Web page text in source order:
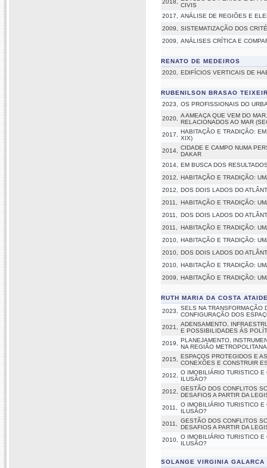
2018,
CIVIS
2017,
ANÁLISE DE REGIÕES E
2009,
SISTEMATIZAÇÃO DOS
2009,
ANÁLISES CRÍTICA E
RENATO DE MEDEIROS
2020,
EDIFÍCIOS VERTICAIS DE
RUBENILSON BRASAO
2023,
OS PROFISSIONAIS DO
2020,
A AMEAÇA QUE VEM DO
RELACIONADOS AO MAR
2017,
HABITAÇÃO E TRADIÇÃO:
XIX)
2014,
CIDADE E CAMPO NUMA
DAKAR
2014,
EM BUSCA DOS
2012,
HABITAÇÃO E TRADIÇÃO:
2012,
DOS DOIS LADOS DO
2011,
HABITAÇÃO E TRADIÇÃO:
2011,
DOS DOIS LADOS DO
2011,
HABITAÇÃO E TRADIÇÃO:
2010,
HABITAÇÃO E TRADIÇÃO:
2010,
DOS DOIS LADOS DO
2010,
HABITAÇÃO E TRADIÇÃO:
2009,
HABITAÇÃO E TRADIÇÃO:
RUTH MARIA DA COSTA
2023,
SELS NA TRANSFORMAÇÃO
CONFIGURAÇÃO DOS
2021,
ADENSAMENTO,
E POSSIBILIDADES ÀS
2019,
PLANEJAMENTO,
NA REGIÃO
2015,
ESPAÇOS PROTEGIDOS E
CONEXÕES E CONSTRUIR
2012,
O IMOBILIÁRIO TURISTICO E
ILUSÃO?
2012,
GESTÃO DOS CONFLITOS
DESAFIOS A PARTIR DA
2011,
O IMOBILIÁRIO TURISTICO E
ILUSÃO?
2011,
GESTÃO DOS CONFLITOS
DESAFIOS A PARTIR DA
2010,
O IMOBILIÁRIO TURISTICO E
ILUSÃO?
SOLANGE VIRGINIA GALARCA